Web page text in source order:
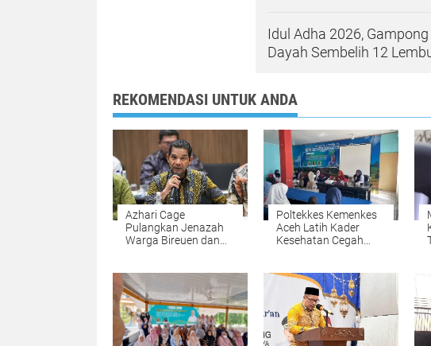
Idul Adha 2026,
Dayah Sembelih 12
REKOMENDASI UNTUK ANDA
Azhari Cage
Pulangkan Jenazah
Warga Bireuen dan
Poltekkes Kemenkes
Aceh Latih Kader
Kesehatan Cegah
"Gasting"